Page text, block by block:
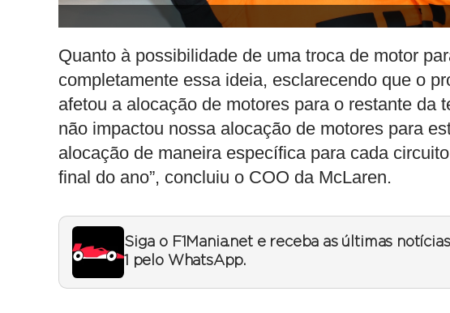
Quanto à possibilidade de uma troca de motor
completamente essa ideia, esclarecendo que o
afetou a alocação de motores para o restante da
não impactou nossa alocação de motores para
alocação de maneira específica para cada
final do ano”, concluiu o COO da McLaren.
Siga o F1Mania.net e receba as últimas
1 pelo WhatsApp.